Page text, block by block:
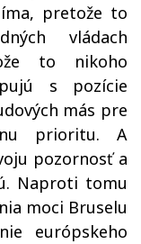
pretože to
vládach
to nikoho
s pozície
más pre
prioritu. A
pozornosť a
Naproti tomu
moci Bruselu
európskeho